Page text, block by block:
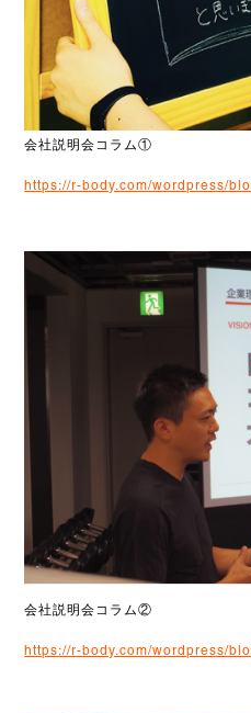
会社説明会コラム①
https://r-body.com/wordpress/
会社説明会コラム②
https://r-body.com/wordpress/